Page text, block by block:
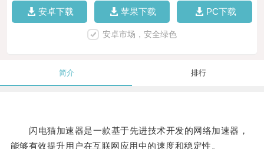
安卓下载 苹果下载 PC下载
安卓市场，安全绿色
简介 排行
闪电猫加速器是一款基于先进技术开发的网络加速器，
能够有效提升用户在互联网应用中的速度和稳定性。